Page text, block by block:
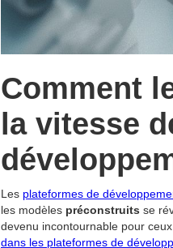
Comment
la vitesse
Les plateformes de
les modèles préconstruits se
devenu incontournable pour
dans les plateformes de